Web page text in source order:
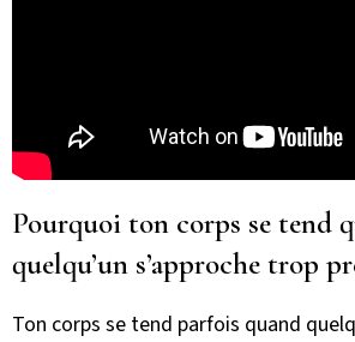
Pourquoi ton corps se tend
quelqu’un s’approche trop
Ton corps se tend parfois quand